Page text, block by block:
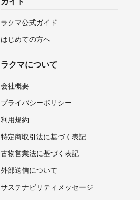
ラクマ公式ガイド
はじめての方へ
ラクマについて
会社概要
プライバシーポリシー
利用規約
特定商取引法に基づく表記
古物営業法に基づく表記
外部送信について
サステナビリティメッセージ